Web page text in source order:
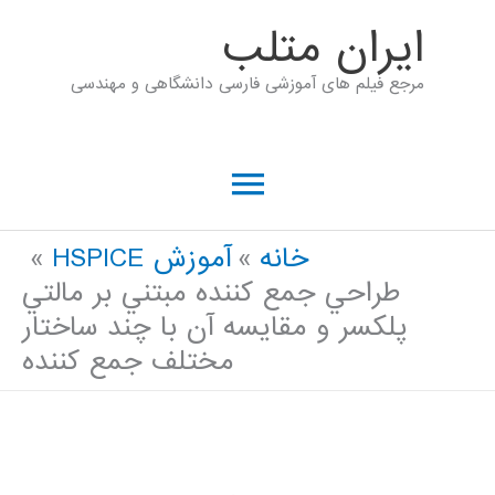
ايران متلب
مرجع فیلم های آموزشی فارسی دانشگاهی و مهندسی
فهرست
اصلیخانه
آموزش HSPICE
طراحي جمع كننده مبتني بر مالتي
پلكسر و مقايسه آن با چند ساختار
مختلف جمع كننده